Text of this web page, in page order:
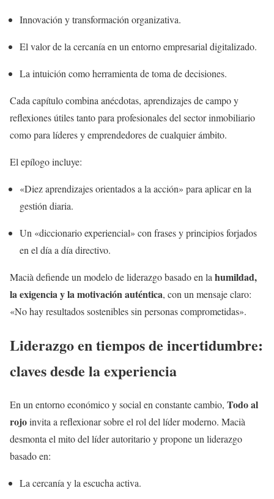
Innovación y transformación organizativa.
El valor de la cercanía en un entorno empresarial digitalizado.
La intuición como herramienta de toma de decisiones.
Cada capítulo combina anécdotas, aprendizajes de campo y
reflexiones útiles tanto para profesionales del sector inmobiliario
como para líderes y emprendedores de cualquier ámbito.
El epílogo incluye:
«Diez aprendizajes orientados a la acción» para aplicar en la
gestión diaria.
Un «diccionario experiencial» con frases y principios forjados
en el día a día directivo.
Macià defiende un modelo de liderazgo basado en la humildad,
la exigencia y la motivación auténtica, con un mensaje claro:
«No hay resultados sostenibles sin personas comprometidas».
Liderazgo en tiempos de incertidumbre:
claves desde la experiencia
En un entorno económico y social en constante cambio, Todo al
rojoinvita a reflexionar sobre el rol del líder moderno. Macià
desmonta el mito del líder autoritario y propone un liderazgo
basado en:
La cercanía y la escucha activa.